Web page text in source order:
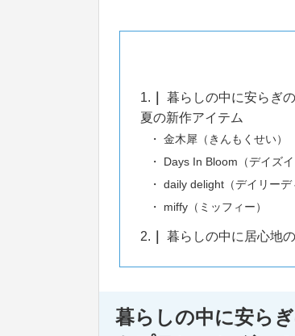
1.
暮らしの中に安らぎ
夏の新作アイテム
金木犀（きんもくせい）
Days In Bloom（デイズイ
daily delight（デイリーデ
miffy（ミッフィー）
2. 暮らしの中に居心地
暮らしの中に安ら